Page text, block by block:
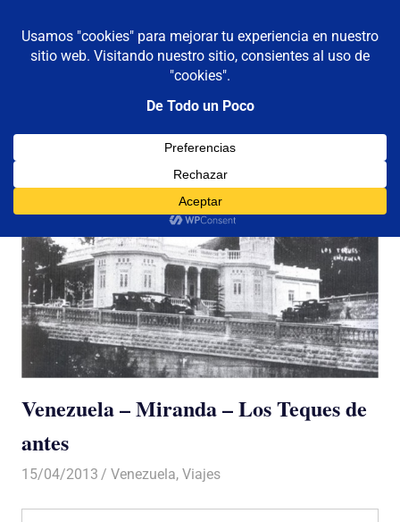
contenido
De todo un poco
Reflexiones,
Viajes
MENÚ
Venezuela – Miranda – Los Teques de
antes
15/04/2013 Luis Castellanos
Venezuela,Viajes